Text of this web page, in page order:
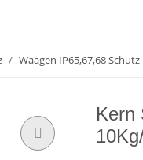
Waagen IP65,67,68 Schutz
Kern